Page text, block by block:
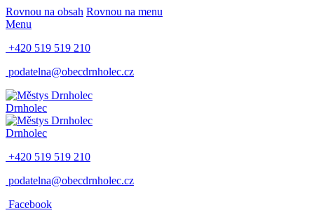
Rovnou na obsah Rovnou na menu
Menu
+420 519 519 210
podatelna@obecdrnholec.cz
Drnholec
Drnholec
+420 519 519 210
podatelna@obecdrnholec.cz
Facebook